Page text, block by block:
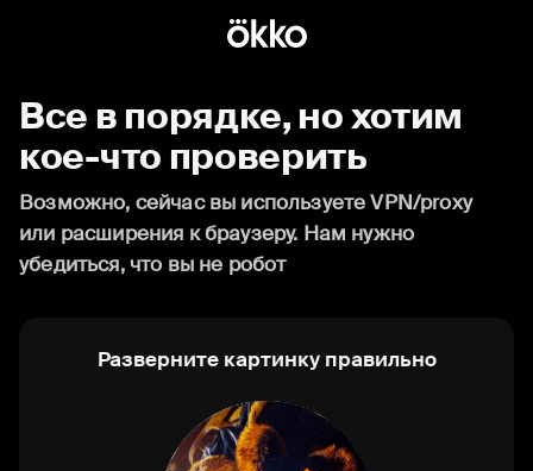
Все в порядке, но хотим
кое-что проверить
Возможно, сейчас вы используете VPN/proxy
или расширения к браузеру. Нам нужно
убедиться, что вы не робот
Разверните картинку правильно